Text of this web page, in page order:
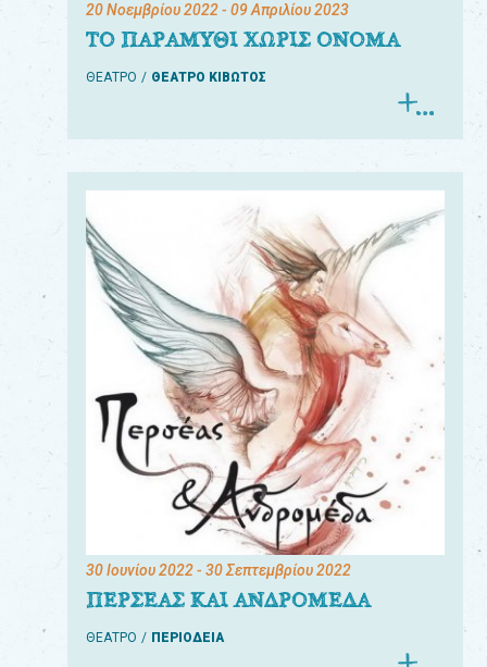
20 Νοεμβρίου 2022- 09 Απριλίου 2023
ΤΟ ΠΑΡΑΜΥΘΙ ΧΩΡΙΣ ΟΝΟΜΑ
ΘΕΑΤΡΟ ΘΕΑΤΡΟ ΚΙΒΩΤΟΣ
30 Ιουνίου 2022- 30 Σεπτεμβρίου 2022
ΠΕΡΣΕΑΣ ΚΑΙ ΑΝΔΡΟΜΕΔΑ
ΘΕΑΤΡΟ ΠΕΡΙΟΔΕΙΑ